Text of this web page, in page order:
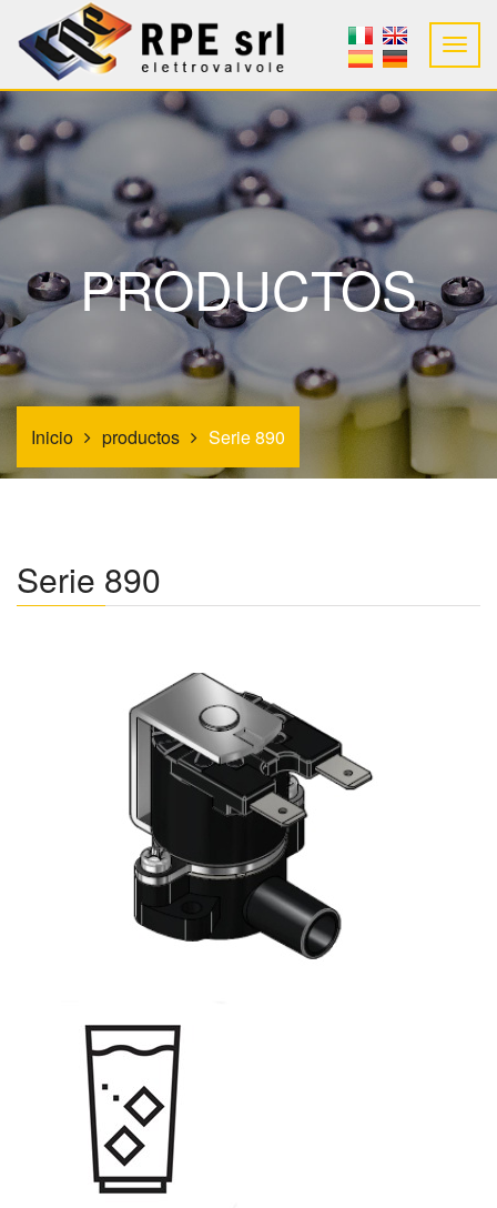
PRODUCTOS
Inicio productos Serie 890
Serie 890